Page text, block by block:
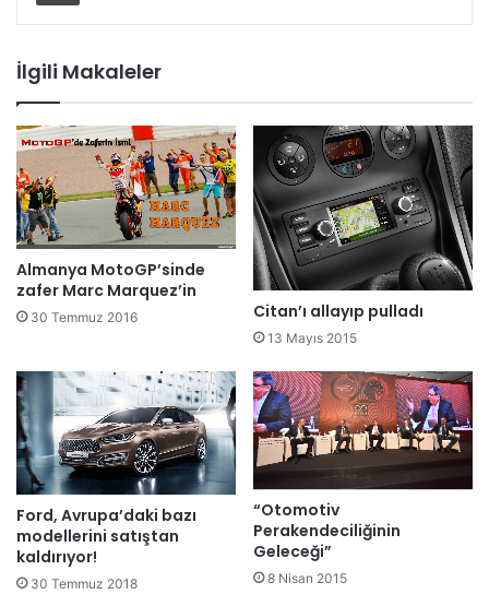
İlgili Makaleler
Almanya MotoGP’sinde
zafer Marc Marquez’in
30 Temmuz 2016 Citan’ı allayıp pulladı
13 Mayıs 2015
Ford, Avrupa’daki bazı
modellerini satıştan
kaldırıyor!
30 Temmuz 2018
“Otomotiv
Perakendeciliğinin
Geleceği”
8 Nisan 2015